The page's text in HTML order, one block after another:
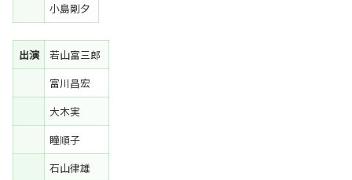
小島剛夕
出演
若山富三郎
富川昌宏
大木実
瞳順子
石山律雄